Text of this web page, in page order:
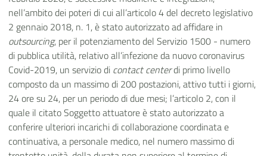
nell’ambito dei poteri di cui all’articolo 4 del decreto legislativo
2 gennaio 2018, n. 1, è stato autorizzato ad affidare in
outsourcing, per il potenziamento del Servizio 1500 - numero
di pubblica utilità, relativo all’infezione da nuovo coronavirus
Covid-2019, un servizio di contact centerdi primo livello
composto da un massimo di 200 postazioni, attivo tutti i giorni,
24 ore su 24, per un periodo di due mesi; l’articolo 2, con il
quale il citato Soggetto attuatore è stato autorizzato a
conferire ulteriori incarichi di collaborazione coordinata e
continuativa, a personale medico, nel numero massimo di